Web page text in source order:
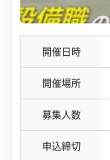
開催日時
開催場所
募集人数
申込締切